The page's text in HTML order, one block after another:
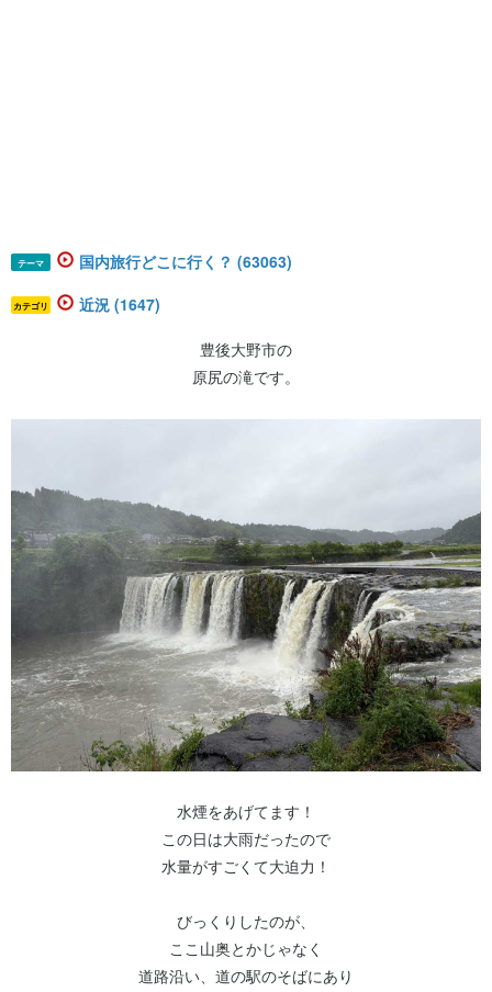
テーマ 国内旅行どこに行く？ (63063)
カテゴリ 近況 (1647)
豊後大野市の
原尻の滝です。
水煙をあげてます！
この日は大雨だったので
水量がすごくて大迫力！
びっくりしたのが、
ここ山奥とかじゃなく
道路沿い、道の駅のそばにあり